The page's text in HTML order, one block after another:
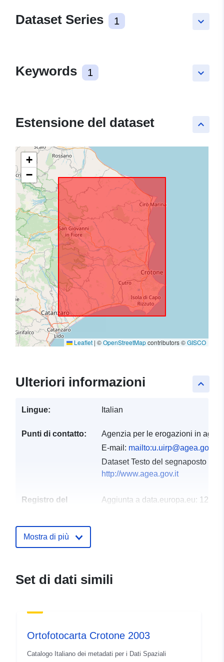
keyboard_arrow_down
Dataset Series 1
keyboard_arrow_down
Keywords 1
keyboard_arrow_up
Estensione del dataset
+
−
Leaflet | ©OpenStreetMapcontributors ©GISCO
keyboard_arrow_up
Ulteriori informazioni
Lingue: Italian
Punti di contatto:
Agenzia per le erogazioni in
E-mail: mailto:u.uirp@agea.gov.it
Dataset Testo del segnaposto
http://www.agea.gov.it
Registro del
Aggiunta a data.europa.eu: 12
39.4836721 ], [ 17.2022059,
Tipo: Polygon
Mostra di più
Set di dati simili
Ortofotocarta Crotone 2003
Catalogo Italiano dei metadati per i Dati Spaziali